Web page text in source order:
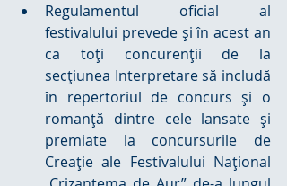
Regulamentul oficial al
festivalului prevede și în acest an
ca toţi concurenţii de la
secţiunea Interpretare să includă
în repertoriul de concurs şi o
romanţă dintre cele lansate şi
premiate la concursurile de
Creaţie ale Festivalului Naţional